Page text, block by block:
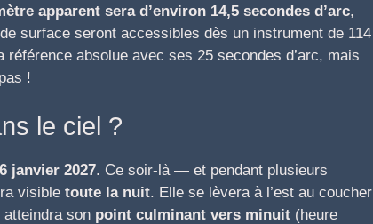
apparent sera d’environ 14,5 secondes d’arc,
surface seront accessibles dès un instrument de 114
absolue avec ses 25 secondes d’arc, mais
!
le ciel ?
janvier 2027. Ce soir-là — et pendant plusieurs
visible toute la nuit. Elle se lèvera à l’est au coucher
son point culminant vers minuit (heure